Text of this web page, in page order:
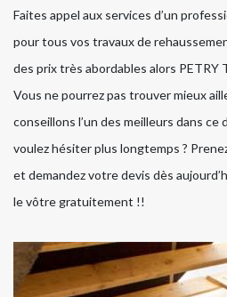
Faites appel aux services d’un
pour tous vos travaux de
des prix très abordables alors
Vous ne pourrez pas trouver mieux
conseillons l’un des meilleurs dans ce
voulez hésiter plus longtemps ?
et demandez votre devis dès
le vôtre gratuitement !!